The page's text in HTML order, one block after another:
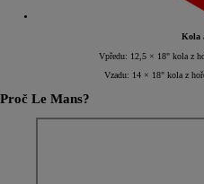
Kola
Vpředu: 12,5 × 18" kola z
Vzadu: 14 × 18" kola z
Proč Le Mans?